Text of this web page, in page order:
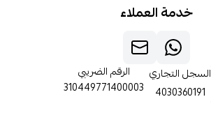
خدمة العملاء
السجل التجاري
4030360191
الرقم الضريبي
310449771400003